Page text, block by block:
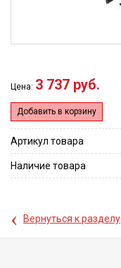
Цена: 3 737 руб.
Добавить в корзину
Артикул товара
Наличие товара
‹ Вернуться к разделу